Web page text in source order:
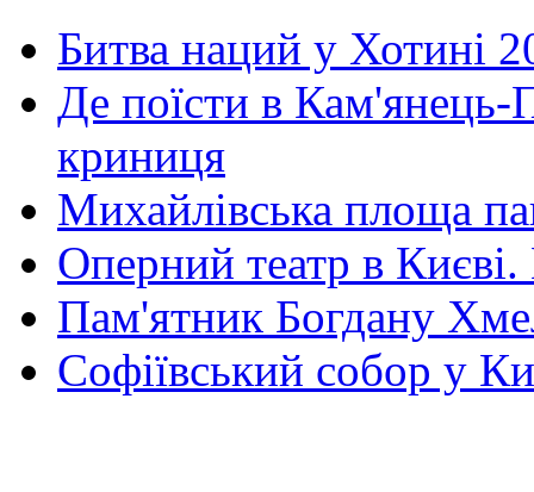
Битва наций у Хотині
Де поїсти в Кам'янець-
криниця
Михайлівська площа
Оперний театр в
Пам'ятник Богдану
Софіївський собор у